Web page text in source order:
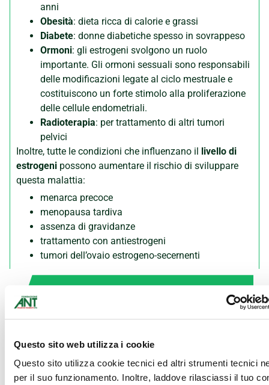
Questo sito web utilizza i cookie
Questo sito utilizza cookie tecnici ed altri strumenti tecnici
per il suo funzionamento. Inoltre, laddove rilasciassi il tuo
anni
Obesità: dieta ricca di calorie e grassi
Diabete: donne diabetiche spesso in sovrappeso
Ormoni: gli estrogeni svolgono un ruolo
importante. Gli ormoni sessuali sono responsabili
delle modificazioni legate al ciclo mestruale e
costituiscono un forte stimolo alla proliferazione
delle cellule endometriali.
Radioterapia: per trattamento di altri tumori
pelvici
Inoltre, tutte le condizioni che influenzano il livello di
estrogeni possono aumentare il rischio di sviluppare
questa malattia:
menarca precoce
menopausa tardiva
assenza di gravidanze
trattamento con antiestrogeni
tumori dell’ovaio estrogeno-secernenti
Prevenzione dei tumori del corpo
dell’utero e diagnosi precoce